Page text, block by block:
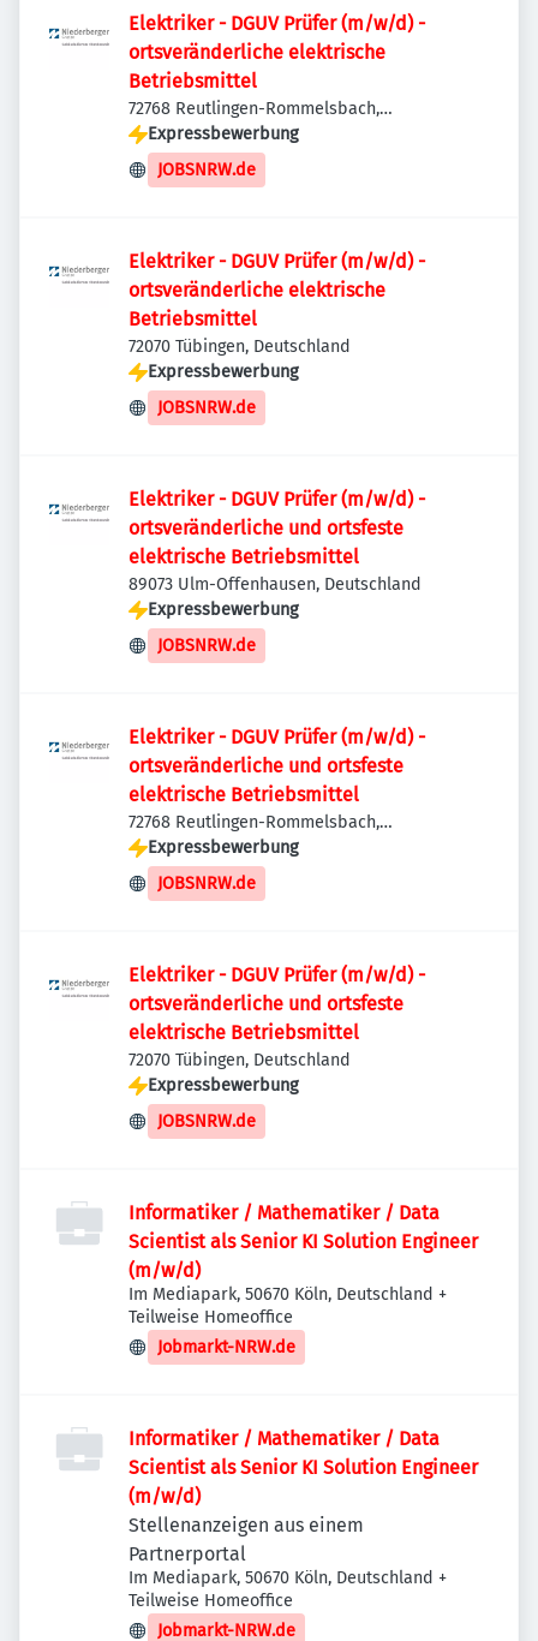
Elektriker - DGUV Prüfer (m/w/d) -
ortsveränderliche elektrische
Betriebsmittel
72768 Reutlingen-Rommelsbach,
Deutschland
Expressbewerbung
JOBSNRW.de
Elektriker - DGUV Prüfer (m/w/d) -
ortsveränderliche elektrische
Betriebsmittel
72070 Tübingen, Deutschland
Expressbewerbung
JOBSNRW.de
Elektriker - DGUV Prüfer (m/w/d) -
ortsveränderliche und ortsfeste
elektrische Betriebsmittel
89073 Ulm-Offenhausen, Deutschland
Expressbewerbung
JOBSNRW.de
Elektriker - DGUV Prüfer (m/w/d) -
ortsveränderliche und ortsfeste
elektrische Betriebsmittel
72768 Reutlingen-Rommelsbach,
Deutschland
Expressbewerbung
JOBSNRW.de
Elektriker - DGUV Prüfer (m/w/d) -
ortsveränderliche und ortsfeste
elektrische Betriebsmittel
72070 Tübingen, Deutschland
Expressbewerbung
JOBSNRW.de
Informatiker / Mathematiker / Data
Scientist als Senior KI Solution Engineer
(m/w/d)
Im Mediapark, 50670 Köln, Deutschland +
Teilweise Homeoffice
Jobmarkt-NRW.de
Informatiker / Mathematiker / Data
Scientist als Senior KI Solution Engineer
(m/w/d)
Stellenanzeigen aus einem
Partnerportal
Im Mediapark, 50670 Köln, Deutschland +
Teilweise Homeoffice
Jobmarkt-NRW.de